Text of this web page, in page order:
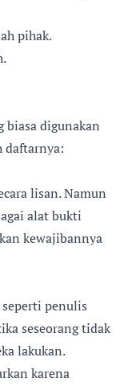
pihak.
biasa digunakan
daftarnya:
lisan. Namun
alat bukti
kewajibannya
penulis
seseorang tidak
lakukan.
karena